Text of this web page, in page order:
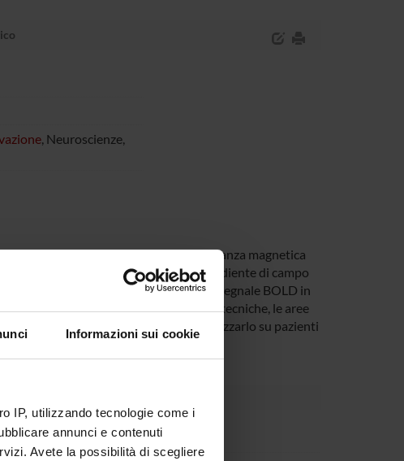
Informazioni sui cookie
IP, utilizzando tecnologie come i
annunci e contenuti
Avete la possibilità di scegliere
, Neuroscienze,
tecnica di coregistrazione fra la risonanza magnetica
filtraggio degli artefatti da gradiente di campo
di Fourier (FFT), analisi del segnale BOLD in
grazie all’utilizzo delle due tecniche, le aree
sui soggetti normali per poi utilizzarlo su pazienti
Manganotti